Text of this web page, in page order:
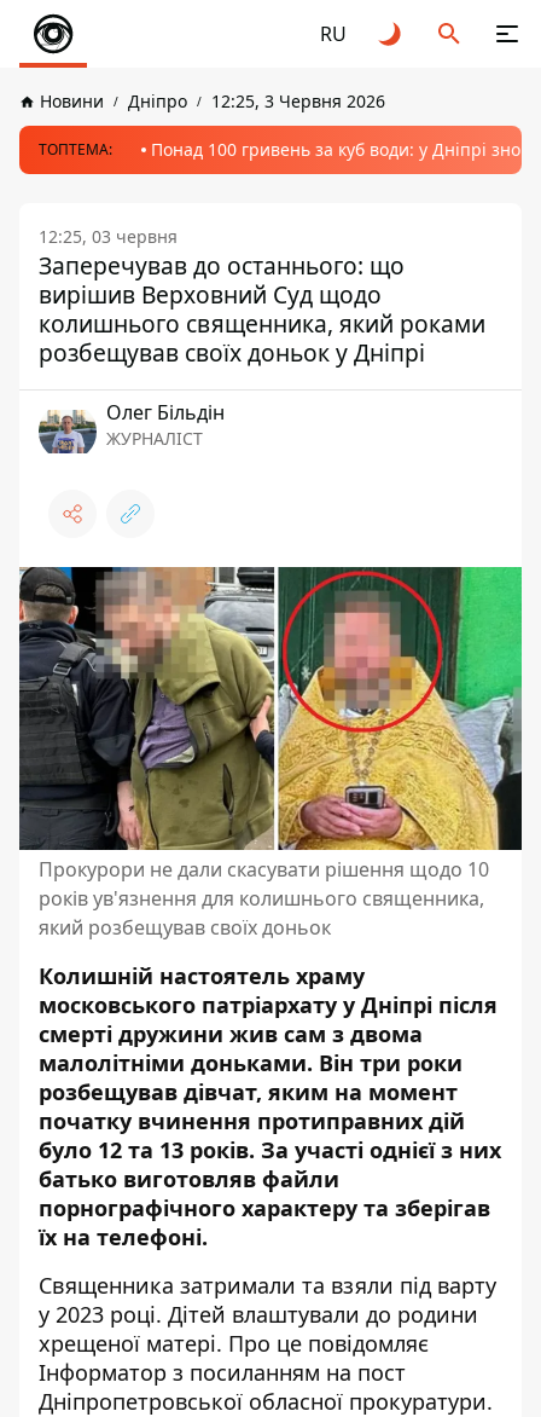
RU
Новини Дніпро 12:25, 3 Червня 2026
ТОПТЕМА: Понад 100 гривень за куб води: у Дніпрі
12:25, 03 червня
Заперечував до останнього: що
вирішив Верховний Суд щодо
колишнього священника, який роками
розбещував своїх доньок у Дніпрі
Олег Більдін
ЖУРНАЛІСТ
Прокурори не дали скасувати рішення щодо 10
років ув'язнення для колишнього священника,
який розбещував своїх доньок
Колишній настоятель храму
московського патріархату у Дніпрі після
смерті дружини жив сам з двома
малолітніми доньками. Він три роки
розбещував дівчат, яким на момент
початку вчинення протиправних дій
було 12 та 13 років. За участі однієї з них
батько виготовляв файли
порнографічного характеру та зберігав
їх на телефоні.
Священника затримали та взяли під варту
у 2023 році. Дітей влаштували до родини
хрещеної матері. Про це повідомляє
Інформатор з посиланням на пост
Дніпропетровської обласної прокуратури.